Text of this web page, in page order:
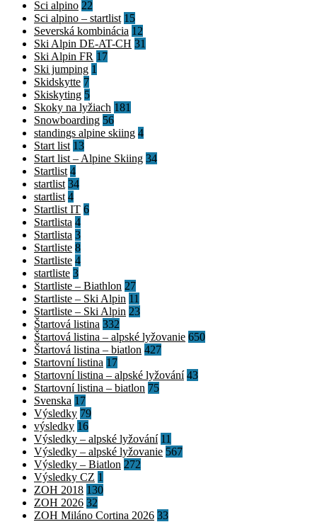
Sci alpino 22
Sci alpino – startlist 15
Severská kombinácia 12
Ski Alpin DE-AT-CH 31
Ski Alpin FR 17
Ski jumping 1
Skidskytte 7
Skiskyting 5
Skoky na lyžiach 181
Snowboarding 56
standings alpine skiing 4
Start list 13
Start list – Alpine Skiing 34
Startlist 4
startlist 34
startlist 4
Startlist IT 6
Startlista 4
Startlista 3
Startliste 8
Startliste 4
startliste 3
Startliste – Biathlon 27
Startliste – Ski Alpin 11
Startliste – Ski Alpin 23
Štartová listina 332
Štartová listina – alpské lyžovanie 650
Štartová listina – biatlon 427
Startovní listina 17
Startovní listina – alpské lyžování 43
Startovní listina – biatlon 75
Svenska 17
Výsledky 79
výsledky 16
Výsledky – alpské lyžování 11
Výsledky – alpské lyžovanie 567
Výsledky – Biatlon 272
Výsledky CZ 1
ZOH 2018 130
ZOH 2026 32
ZOH Miláno Cortina 2026 33